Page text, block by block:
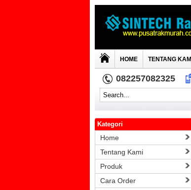
HOME TENTANG KAMI
082257082325
Kategori
Home
Tentang Kami
Produk
Cara Order